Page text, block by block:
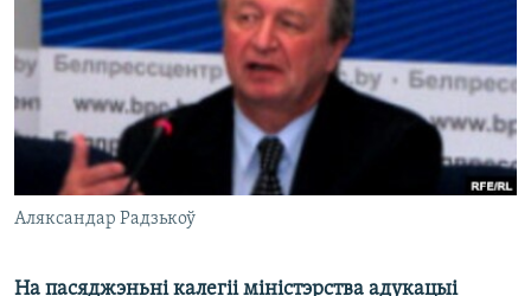
КУЛЬТУРА
КАЛЯНДАР
МОВА
НА ХВАЛЯХ СВАБОДЫ
Аляксандар Радзькоў
На пасяджэньні калегіі міністэрства адукацыі